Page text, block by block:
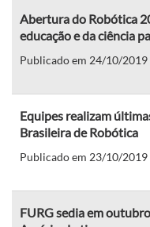
Abertura do Robótica
educação e da ciência
Publicado em 24/10/
Equipes realizam
Brasileira de Robótica
Publicado em 23/10/
FURG sedia em